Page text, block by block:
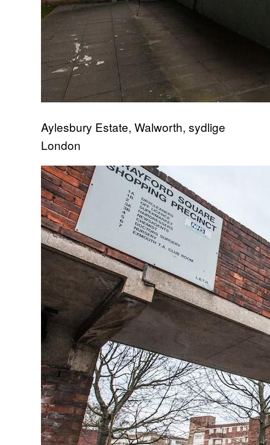
Aylesbury Estate, Walworth, sydlige
London